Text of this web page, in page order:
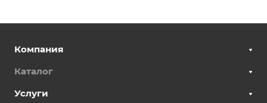
Компания
Каталог
Услуги